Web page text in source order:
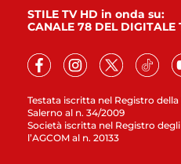
Testata iscritta nel Registro
Salerno al n. 34/2009
Società iscritta nel Registro
l’AGCOM al n. 20133
STILE TV HD in onda su:
CANALE 78 DEL DIGITALE